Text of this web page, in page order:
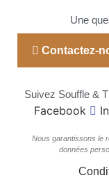
Une
Contactez-
Suivez Souffle &
Facebook
Nous garantissons le
données